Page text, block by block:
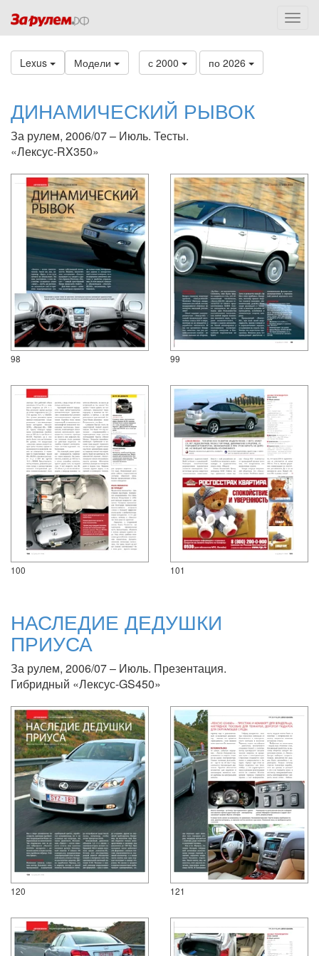
Lexus Модели с 2000 по 2026
ДИНАМИЧЕСКИЙ РЫВОК
За рулем, 2006/07 – Июль. Тесты.
«Лексус-RX350»
98 99
100 101
НАСЛЕДИЕ ДЕДУШКИ
ПРИУСА
За рулем, 2006/07 – Июль. Презентация.
Гибридный «Лексус-GS450»
120 121